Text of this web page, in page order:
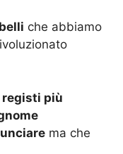
belli che abbiamo
registi più
ma che